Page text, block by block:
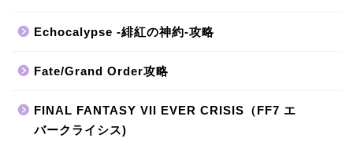
Echocalypse -緋紅の神約-攻略
Fate/Grand Order攻略
FINAL FANTASY VII EVER CRISIS（FF7 エ
バークライシス)